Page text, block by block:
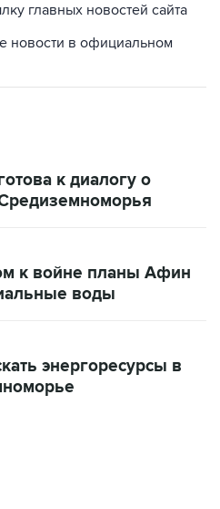
главных новостей сайта
новости в официальном
к диалогу о
к войне планы Афин
воды
энергоресурсы в